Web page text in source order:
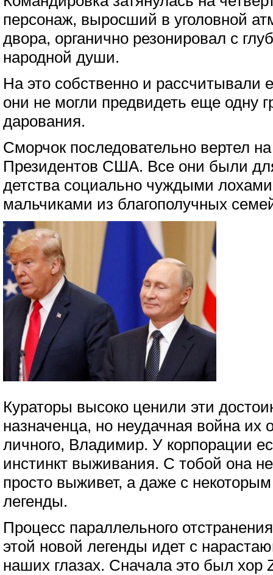
персонаж, выросший в уголовной
двора, органично резонировал с
народной души.
На это собственно и рассчитывали
они не могли предвидеть еще одну
дарования.
Сморчок последовательно вертел
Президентов США. Все они были
детства социально чуждыми
мальчиками из благополучных
Кураторы высоко ценили эти
назначенца, но неудачная война их
личного, Владимир. У корпорации
инстинкт выживания. С тобой она
просто выживет, а даже с
легенды.
Процесс параллельного
этой новой легенды идет с
наших глазах. Сначала это был хор